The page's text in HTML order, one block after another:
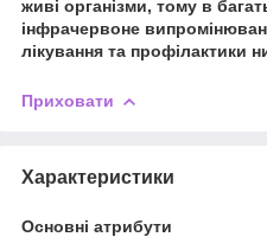
живі організми, тому в
інфрачервоне
лікування та профілактики
Приховати
Характеристики
Основні атрибути